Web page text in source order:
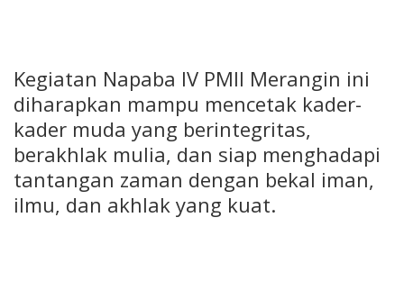
Kegiatan Napaba IV PMII Merangin ini
diharapkan mampu mencetak kader-
kader muda yang berintegritas,
berakhlak mulia, dan siap menghadapi
tantangan zaman dengan bekal iman,
ilmu, dan akhlak yang kuat.